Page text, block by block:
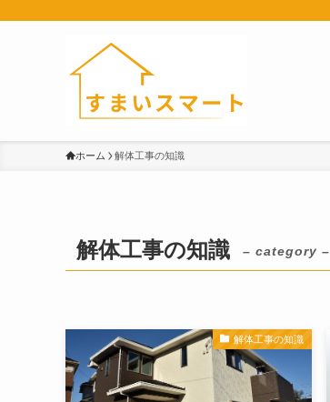
ホーム 解体工事の知識
解体工事の知識 – category –
解体工事の知識